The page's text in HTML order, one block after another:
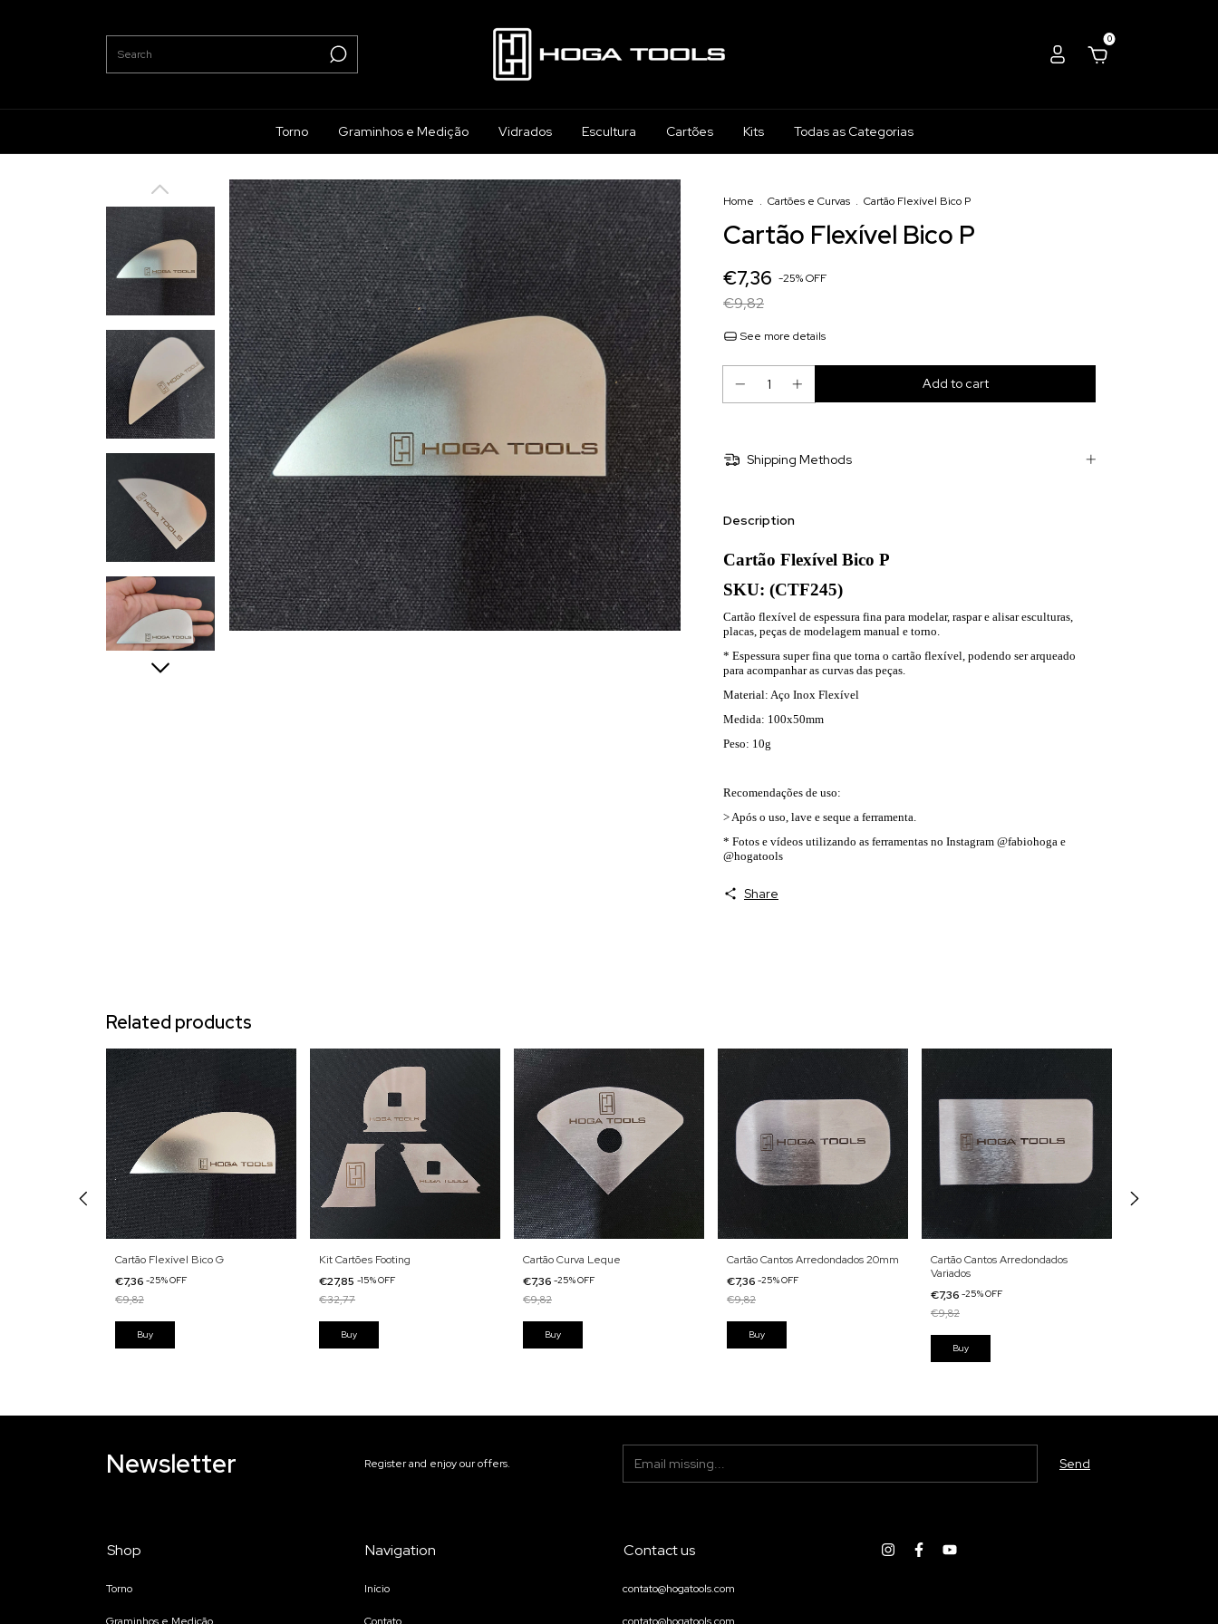
0
Torno Graminhos e Medição Vidrados Escultura Cartões Kits Todas as Categorias
Home . Cartões e Curvas . Cartão Flexível Bico P
Cartão Flexível Bico P
€7,36 -25%OFF
€9,82
See more details
Shipping Methods
Description
Cartão Flexível Bico P
SKU: (CTF245)
Cartão flexível de espessura fina para modelar, raspar e alisar esculturas,
placas, peças de modelagem manual e torno.
* Espessura super fina que torna o cartão flexível, podendo ser arqueado
para acompanhar as curvas das peças.
Material: Aço Inox Flexível
Medida: 100x50mm
Peso: 10g
Recomendações de uso:
> Após o uso, lave e seque a ferramenta.
* Fotos e vídeos utilizando as ferramentas no Instagram @fabiohoga e
@hogatools
Share
Related products
Cartão Flexível Bico G
€7,36 -25%OFF
€9,82
Kit Cartões Footing
€27,85 -15%OFF
€32,77
Cartão Curva Leque
€7,36 -25%OFF
€9,82
Cartão Cantos Arredondados 20mm
€7,36 -25%OFF
€9,82
Cartão Cantos Arredondados
Variados
€7,36 -25%OFF
€9,82
Newsletter Register and enjoy our offers.
Shop
Torno
Navigation
Início
Contact us
contato@hogatools.com